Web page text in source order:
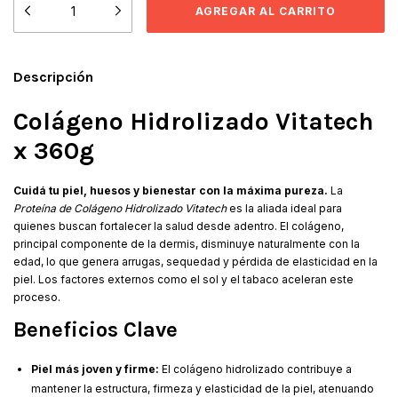
Descripción
Colágeno Hidrolizado Vitatech
x 360g
Cuidá tu piel, huesos y bienestar con la máxima pureza. La
Proteína de Colágeno Hidrolizado Vitateches la aliada ideal para
quienes buscan fortalecer la salud desde adentro. El colágeno,
principal componente de la dermis, disminuye naturalmente con la
edad, lo que genera arrugas, sequedad y pérdida de elasticidad en la
piel. Los factores externos como el sol y el tabaco aceleran este
proceso.
Beneficios Clave
Piel más joven y firme: El colágeno hidrolizado contribuye a
mantener la estructura, firmeza y elasticidad de la piel, atenuando